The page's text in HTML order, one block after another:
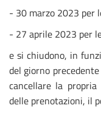
- 30 marzo 2023 per
- 27 aprile 2023 per
e si chiudono, in
del giorno
cancellare la
delle prenotazioni, il